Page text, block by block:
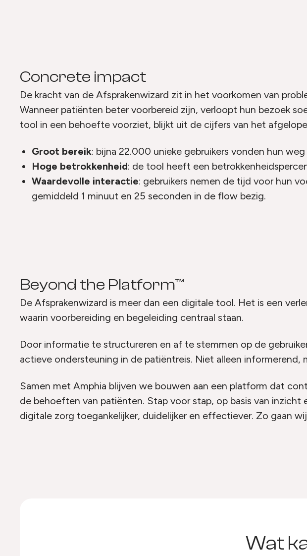
Concrete impact
De kracht van de Afsprakenwizard zit in het voorkomen van
Wanneer patiënten beter voorbereid zijn, verloopt hun bezoek
tool in een behoefte voorziet, blijkt uit de cijfers van het
Groot bereik: bijna 22.000 unieke gebruikers vonden hun weg
Hoge betrokkenheid: de tool heeft een
Waardevolle interactie: gebruikers nemen de tijd voor hun
gemiddeld 1 minuut en 25 seconden in de flow bezig.
Beyond the Platform™
De Afsprakenwizard is meer dan een digitale tool. Het is een
waarin voorbereiding en begeleiding centraal staan.
Door informatie te structureren en af te stemmen op de
actieve ondersteuning in de patiëntreis. Niet alleen informerend,
Samen met Amphia blijven we bouwen aan een platform dat
de behoeften van patiënten. Stap voor stap, op basis van inzicht
digitale zorg toegankelijker, duidelijker en effectiever. Zo gaan wij
Wat